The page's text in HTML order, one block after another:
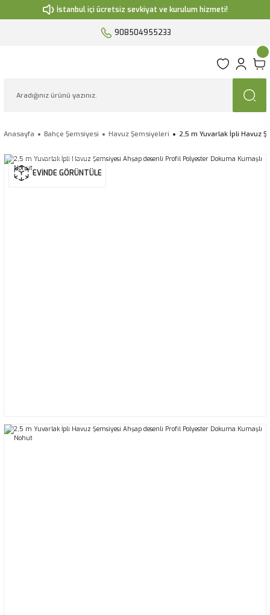
İstanbul içi ücretsiz sevkiyat ve kurulum hizmeti!
908504955233
Anasayfa Bahçe Şemsiyesi Havuz Şemsiyeleri 2,5 m Yuvarlak İpli Havuz
EVİNDE GÖRÜNTÜLE